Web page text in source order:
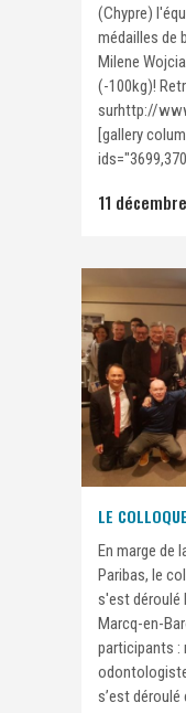
(Chypre)
médailles de
Milene
(-100kg)!
surhttp://
[gallery
11
LE
En marge de
Paribas, le
s'est déroulé
Marcq-en-
participants :
s’est déroulé